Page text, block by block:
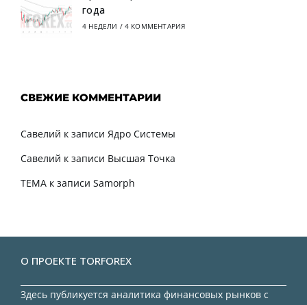
года
4 НЕДЕЛИ / 4 КОММЕНТАРИЯ
СВЕЖИЕ КОММЕНТАРИИ
Савелий к записи Ядро Системы
Савелий к записи Высшая Точка
TEMA к записи Samorph
О ПРОЕКТЕ TORFOREX
Здесь публикуется аналитика финансовых рынков с